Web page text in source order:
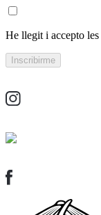
He llegit i accepto les